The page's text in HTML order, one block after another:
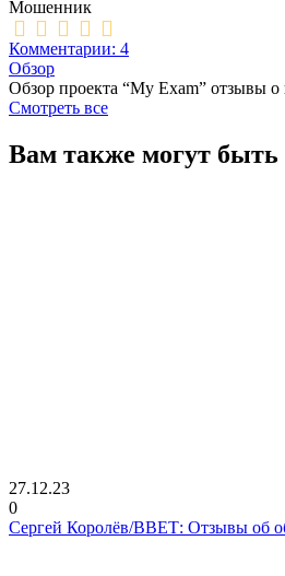
Мошенник
Комментарии: 4
Обзор
Обзор проекта “My Exam” отзывы о
Смотреть все
Вам также могут быть
27.12.23
0
Сергей Королёв/ВВЕТ: Отзывы об